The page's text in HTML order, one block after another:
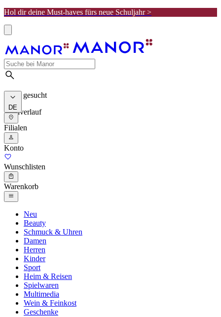
Hol dir deine Must-haves fürs neue Schuljahr >
Meist gesucht
Suchverlauf
DE
Filialen
Konto
Wunschlisten
Warenkorb
Neu
Beauty
Schmuck & Uhren
Damen
Herren
Kinder
Sport
Heim & Reisen
Spielwaren
Multimedia
Wein & Feinkost
Geschenke